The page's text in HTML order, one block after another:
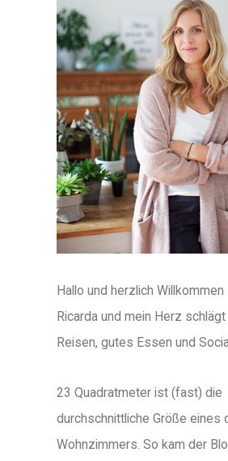
Hallo und herzlich Willkommen
Ricarda und mein Herz
Reisen, gutes Essen und
23 Quadratmeter ist (fast) die
durchschnittliche Größe eines
Wohnzimmers. So kam der